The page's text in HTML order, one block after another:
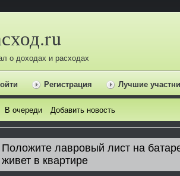
о доходах и расходах
Регистрация Лучшие
В очереди Добавить новость